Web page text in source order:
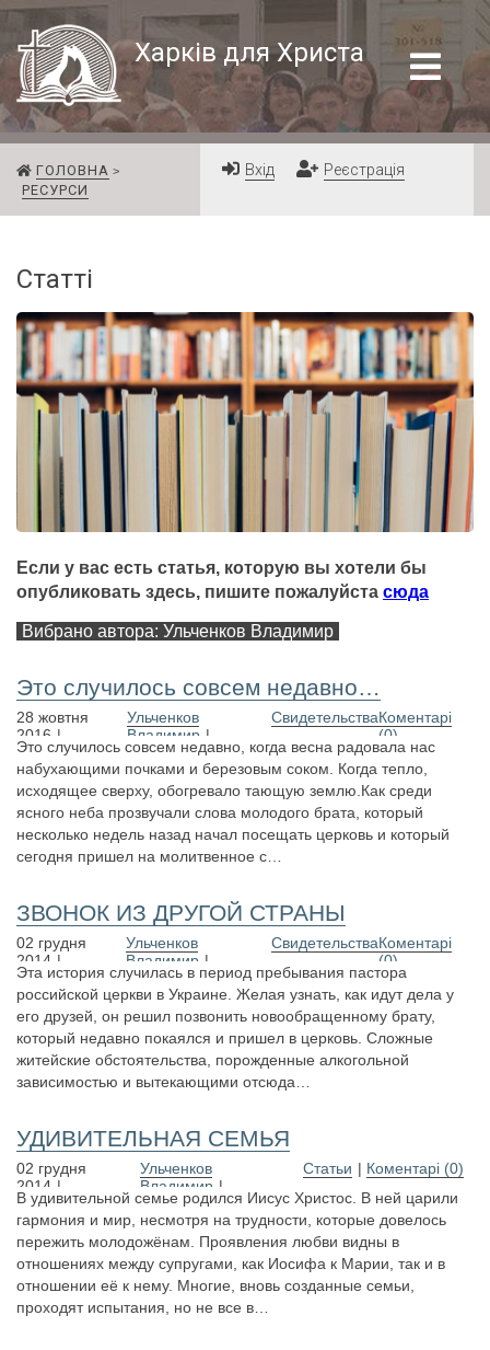
Харків для Христа
ГОЛОВНА
РЕСУРСИ
Вхід Реєстрація
Статті
Если у вас есть статья, которую вы хотели бы
опубликовать здесь, пишите пожалуйста сюда
Вибрано автора: Ульченков Владимир
Это случилось совсем недавно…
28 жовтня
2016
Ульченков
Владимир
СвидетельстваКоментарі
(0)
Это случилось совсем недавно, когда весна радовала нас
набухающими почками и березовым соком. Когда тепло,
исходящее сверху, обогревало тающую землю.Как среди
ясного неба прозвучали слова молодого брата, который
несколько недель назад начал посещать церковь и который
сегодня пришел на молитвенное с…
ЗВОНОК ИЗ ДРУГОЙ СТРАНЫ
02 грудня
2014
Ульченков
Владимир
СвидетельстваКоментарі
(0)
Эта история случилась в период пребывания пастора
российской церкви в Украине. Желая узнать, как идут дела у
его друзей, он решил позвонить новообращенному брату,
который недавно покаялся и пришел в церковь. Сложные
житейские обстоятельства, порожденные алкогольной
зависимостью и вытекающими отсюда…
УДИВИТЕЛЬНАЯ СЕМЬЯ
02 грудня
2014
Ульченков
Владимир
Статьи
Коментарі (0)
В удивительной семье родился Иисус Христос. В ней царили
гармония и мир, несмотря на трудности, которые довелось
пережить молодожёнам. Проявления любви видны в
отношениях между супругами, как Иосифа к Марии, так и в
отношении её к нему. Многие, вновь созданные семьи,
проходят испытания, но не все в…